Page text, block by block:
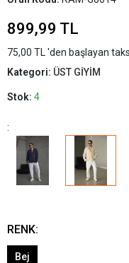
899,99 TL
75,00 TL 'den başlayan
Kategori: ÜST GİYİM
Stok: 4
:
RENK:
Bej